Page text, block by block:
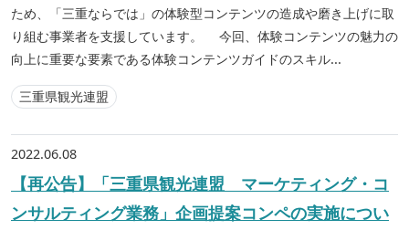
ため、「三重ならでは」の体験型コンテンツの造成や磨き上げに取
り組む事業者を支援しています。 今回、体験コンテンツの魅力の
向上に重要な要素である体験コンテンツガイドのスキル...
三重県観光連盟
2022.06.08
【再公告】「三重県観光連盟 マーケティング・コ
ンサルティング業務」企画提案コンペの実施につい